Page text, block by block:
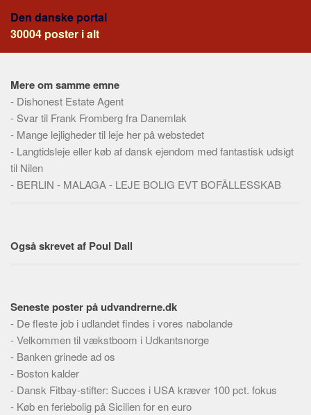
Social sikring og sundhed
Transport
Aspekter
Køb og salg
Økonomi
Jura og regler
Skatter og afgifter
Alle
Emner
Skribenter
Personer
Steder
Kilder
Den danske portal
30004 poster i alt
Mere om samme emne
- Dishonest Estate Agent
- Svar til Frank Fromberg fra Danemlak
- Mange lejligheder til leje her på webstedet
- Langtidsleje eller køb af dansk ejendom med fantastisk udsigt
til Nilen
- BERLIN - MALAGA - LEJE BOLIG EVT BOFÄLLESSKAB
Også skrevet af Poul Dall
Seneste poster på udvandrerne.dk
- De fleste job i udlandet findes i vores nabolande
-Velkommen til vækstboom i Udkantsnorge
- Banken grinede ad os
- Boston kalder
- Dansk Fitbay-stifter: Succes i USA kræver 100 pct. fokus
- Køb en feriebolig på Sicilien for en euro